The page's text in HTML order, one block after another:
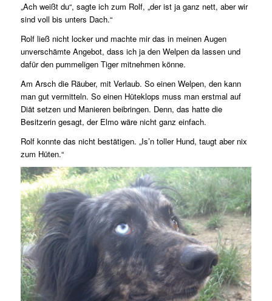
„Ach weißt du“, sagte ich zum Rolf, „der ist ja ganz nett, aber wir
sind voll bis unters Dach.“
Rolf ließ nicht locker und machte mir das in meinen Augen
unverschämte Angebot, dass ich ja den Welpen da lassen und
dafür den pummeligen Tiger mitnehmen könne.
Am Arsch die Räuber, mit Verlaub. So einen Welpen, den kann
man gut vermitteln. So einen Hüteklops muss man erstmal auf
Diät setzen und Manieren beibringen. Denn, das hatte die
Besitzerin gesagt, der Elmo wäre nicht ganz einfach.
Rolf konnte das nicht bestätigen. „Is’n toller Hund, taugt aber nix
zum Hüten.“